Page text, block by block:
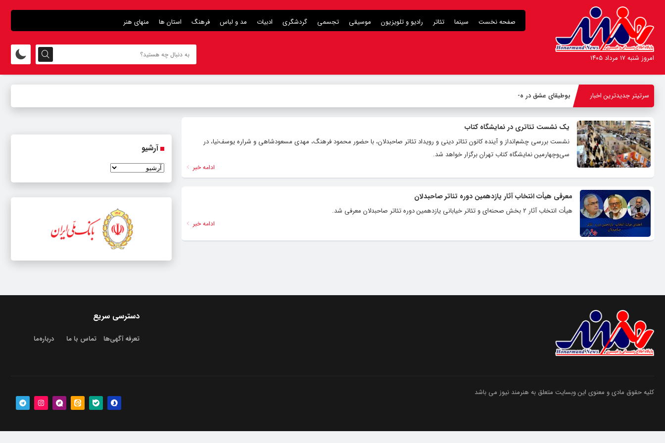
صفحه نخست سینما تئاتر رادیو و تلویزیون موسیقی تجسمی گردشگری ادبیات مد و لباس فرهنگ استان ها منهای هنر
امروز شنبه ۱۷ مرداد ۱۴۰۵
سرتیتر جدیدترین اخبار بوطیقای عشق در هزاره
یک نشست تئاتری در نمایشگاه کتاب
نشست بررسی چشم‌انداز و آینده کانون تئاتر دینی و رویداد تئاتر صاحبدلان، با حضور محمود فرهنگ، مهدی مسعودشاهی و شراره یوسف‌نیا، در
سی‌وچهارمین نمایشگاه کتاب تهران برگزار خواهد شد.
ادامه خبر
معرفی هیأت انتخاب آثار یازدهمین دوره تئاتر صاحبدلان
هیأت انتخاب آثار ۲ بخش صحنه‌ای و تئاتر خیابانی یازدهمین دوره تئاتر صاحبدلان معرفی شد.
ادامه خبر
آرشیو
دسترسی سریع
تعرفه آگهی‌ها تماس با ما درباره‌‌ما
کلیه حقوق مادی و معنوی این وبسایت متعلق به هنرمند نیوز می باشد